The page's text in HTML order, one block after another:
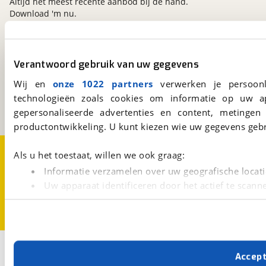
Verantwoord gebruik van uw gegevens
Wij en onze 1022 partners verwerken je
technologieën zoals cookies om informatie op
gepersonaliseerde advertenties en content,
productontwikkeling. U kunt kiezen wie uw gegevens
Als u het toestaat, willen we ook graag:
Informatie verzamelen over uw geografische
Uw apparaat identificeren door het actief te
Lees meer over hoe uw persoonlijke gegevens worden
Met cookies en vergelijkbare technieken zorgen we
cookies zorgen ervoor dat de website goed werkt.
viaBOVAG.nl
3981 AJ
Bunnik
Een initiatief van
BOVAG
Download 'm nu.
CookievoorkeurenVacatures